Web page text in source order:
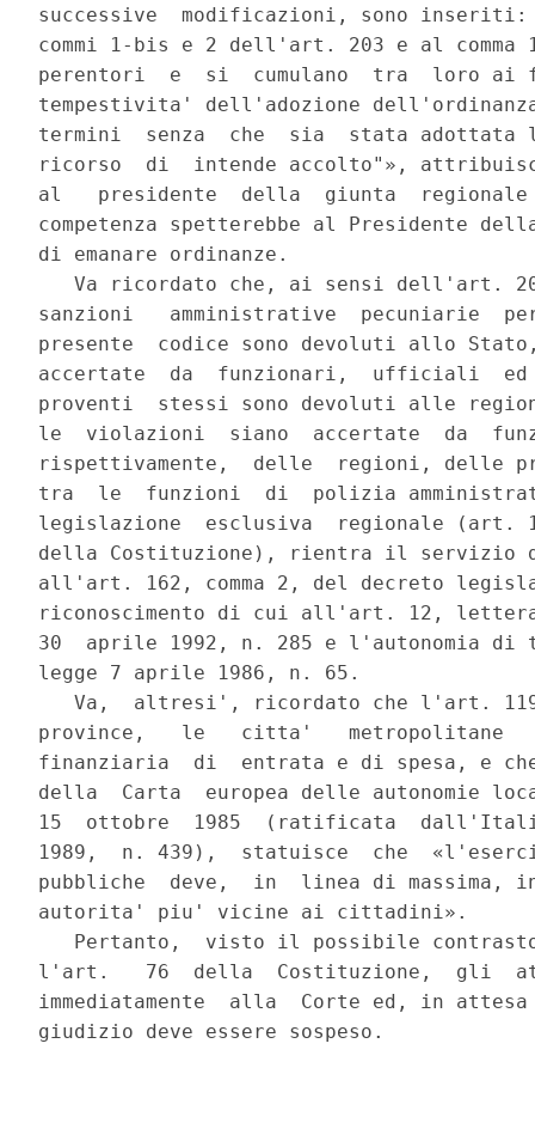
successive  modificazioni, sono
commi 1-bis e 2 dell'art. 203 e al
perentori  e  si  cumulano  tra  loro ai
tempestivita' dell'adozione
termini  senza  che  sia  stata
ricorso  di  intende accolto"»,
al   presidente  della  giunta
competenza spetterebbe al Presidente
di emanare ordinanze.
Va ricordato che, ai sensi dell'art.
sanzioni   amministrative  pecuniarie
presente  codice sono devoluti allo
accertate  da  funzionari,  ufficiali
proventi  stessi sono devoluti alle
le  violazioni  siano  accertate  da
rispettivamente,  delle  regioni, delle
tra  le  funzioni  di  polizia
legislazione  esclusiva  regionale (art.
della Costituzione), rientra il servizio
all'art. 162, comma 2, del decreto
riconoscimento di cui all'art. 12,
30  aprile 1992, n. 285 e l'autonomia
legge 7 aprile 1986, n. 65.
Va,  altresi', ricordato che l'art.
province,   le   citta'   metropolitane
finanziaria  di  entrata e di spesa, e
della  Carta  europea delle autonomie
15  ottobre  1985  (ratificata  dall'Italia
1989,  n. 439),  statuisce  che
pubbliche  deve,  in  linea di massima,
autorita' piu' vicine ai cittadini».
Pertanto,  visto il possibile
l'art.   76  della  Costituzione,  gli
immediatamente  alla  Corte ed, in